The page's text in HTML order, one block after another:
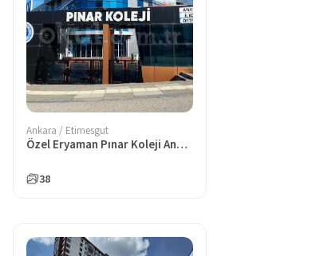
Ankara / Etimesgut
Özel Eryaman Pınar Koleji Anaokulu
38